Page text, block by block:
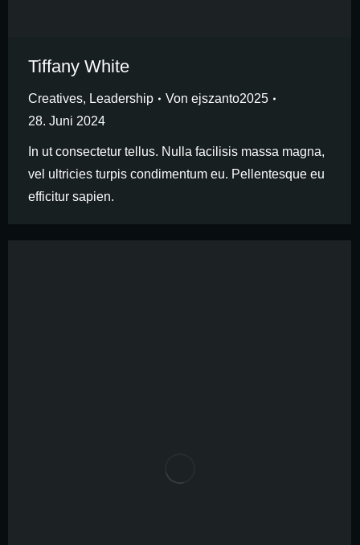
Tiffany White
Creatives, Leadership Von ejszanto2025
28. Juni 2024
In ut consectetur tellus. Nulla facilisis massa magna,
vel ultricies turpis condimentum eu. Pellentesque eu
efficitur sapien.